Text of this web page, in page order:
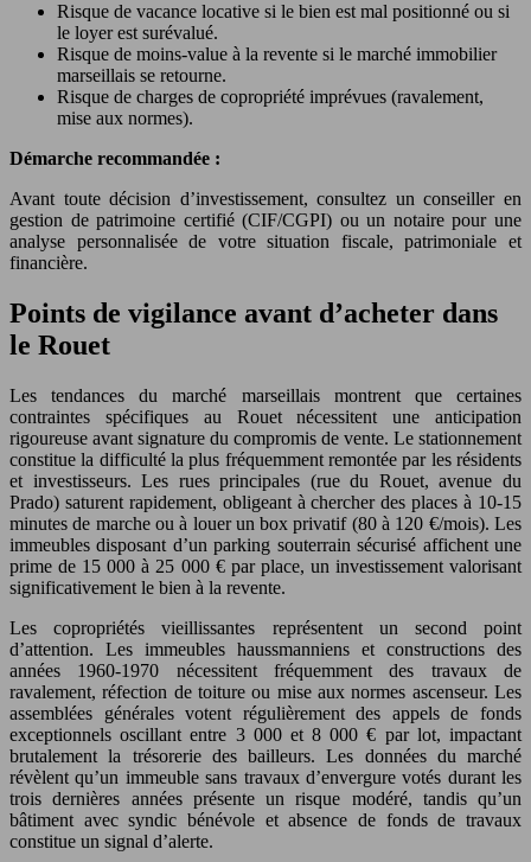
Risque de vacance locative si le bien est mal positionné ou si
le loyer est surévalué.
Risque de moins-value à la revente si le marché immobilier
marseillais se retourne.
Risque de charges de copropriété imprévues (ravalement,
mise aux normes).
Démarche recommandée :
Avant toute décision d’investissement, consultez un conseiller en
gestion de patrimoine certifié (CIF/CGPI) ou un notaire pour une
analyse personnalisée de votre situation fiscale, patrimoniale et
financière.
Points de vigilance avant d’acheter dans
le Rouet
Les tendances du marché marseillais montrent que certaines
contraintes spécifiques au Rouet nécessitent une anticipation
rigoureuse avant signature du compromis de vente. Le stationnement
constitue la difficulté la plus fréquemment remontée par les résidents
et investisseurs. Les rues principales (rue du Rouet, avenue du
Prado) saturent rapidement, obligeant à chercher des places à 10-15
minutes de marche ou à louer un box privatif (80 à 120 €/mois). Les
immeubles disposant d’un parking souterrain sécurisé affichent une
prime de 15 000 à 25 000 € par place, un investissement valorisant
significativement le bien à la revente.
Les copropriétés vieillissantes représentent un second point
d’attention. Les immeubles haussmanniens et constructions des
années 1960-1970 nécessitent fréquemment des travaux de
ravalement, réfection de toiture ou mise aux normes ascenseur. Les
assemblées générales votent régulièrement des appels de fonds
exceptionnels oscillant entre 3 000 et 8 000 € par lot, impactant
brutalement la trésorerie des bailleurs. Les données du marché
révèlent qu’un immeuble sans travaux d’envergure votés durant les
trois dernières années présente un risque modéré, tandis qu’un
bâtiment avec syndic bénévole et absence de fonds de travaux
constitue un signal d’alerte.